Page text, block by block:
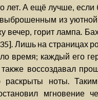
лет. А ещё лучше, если
из
вечер, горит лампа.
Лишь на страницах
время; каждый его
также воссоздавал
раскрыты ноты.
мгновение